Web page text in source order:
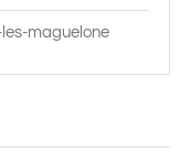
maguelone